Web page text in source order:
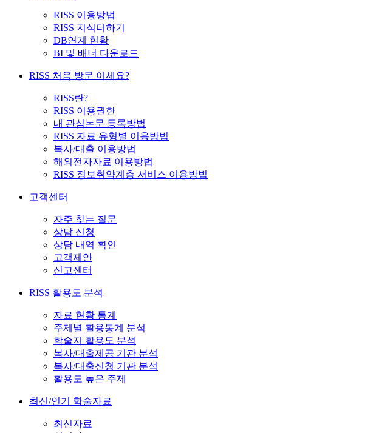
RISS 이용방법
RISS 지식더하기
DB연계 현황
BI 및 배너 다운로드
RISS 처음 방문 이세요?
RISS란?
RISS 이용권한
내 관심논문 등록방법
RISS 자료 유형별 이용방법
복사/대출 이용방법
해외전자자료 이용방법
RISS 정보취약계층 서비스 이용방법
고객센터
자주 찾는 질문
상담 신청
상담 내역 확인
고객제안
신고센터
RISS 활용도 분석
자료 현황 통계
주제별 활용통계 분석
학술지 활용도 분석
복사/대출제공 기관 분석
복사/대출신청 기관 분석
활용도 높은 주제
최신/인기 학술자료
최신자료